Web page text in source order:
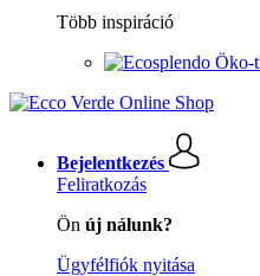
Több inspiráció
Öko-
Bejelentkezés
Feliratkozás
Ön új nálunk?
Ügyfélfiók nyitása